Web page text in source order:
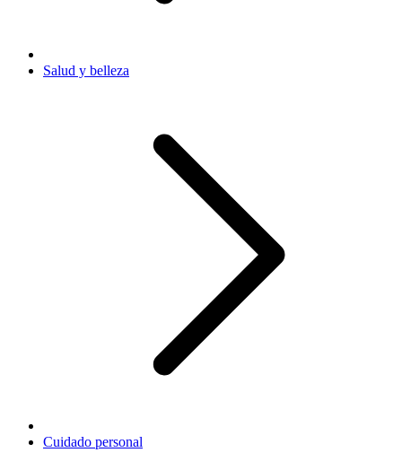
Salud y belleza
Cuidado personal